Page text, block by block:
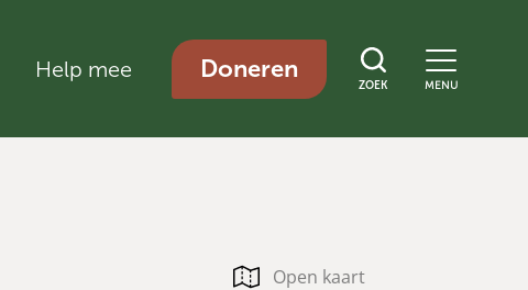
Help mee Doneren
ZOEK MENU
Open kaart